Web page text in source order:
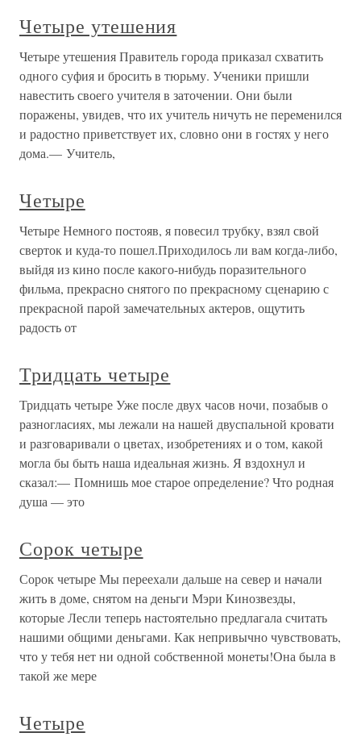
Четыре утешения
Четыре утешения Правитель города приказал схватить
одного суфия и бросить в тюрьму. Ученики пришли
навестить своего учителя в заточении. Они были
поражены, увидев, что их учитель ничуть не переменился
и радостно приветствует их, словно они в гостях у него
дома.— Учитель,
Четыре
Четыре Немного постояв, я повесил трубку, взял свой
сверток и куда-то пошел.Приходилось ли вам когда-либо,
выйдя из кино после какого-нибудь поразительного
фильма, прекрасно снятого по прекрасному сценарию с
прекрасной парой замечательных актеров, ощутить
радость от
Тридцать четыре
Тридцать четыре Уже после двух часов ночи, позабыв о
разногласиях, мы лежали на нашей двуспальной кровати
и разговаривали о цветах, изобретениях и о том, какой
могла бы быть наша идеальная жизнь. Я вздохнул и
сказал:— Помнишь мое старое определение? Что родная
душа — это
Сорок четыре
Сорок четыре Мы переехали дальше на север и начали
жить в доме, снятом на деньги Мэри Кинозвезды,
которые Лесли теперь настоятельно предлагала считать
нашими общими деньгами. Как непривычно чувствовать,
что у тебя нет ни одной собственной монеты!Она была в
такой же мере
Четыре